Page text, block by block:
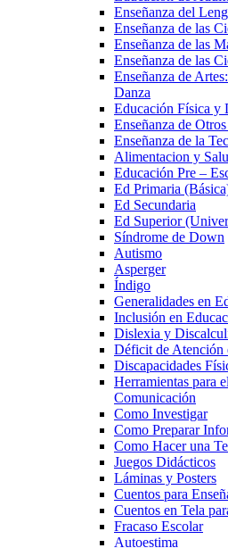
Enseñanza del
Enseñanza de las
Enseñanza de las
Enseñanza de las
Enseñanza de
Danza
Educación Física y
Enseñanza de
Enseñanza de la
Alimentacion y
Educación Pre –
Ed Primaria
Ed Secundaria
Ed Superior
Síndrome de Down
Autismo
Asperger
Índigo
Generalidades en
Inclusión en
Dislexia y
Déficit de Atención
Discapacidades
Herramientas para
Comunicación
Como Investigar
Como Preparar
Como Hacer una
Juegos Didácticos
Láminas y Posters
Cuentos para
Cuentos en Tela
Fracaso Escolar
Autoestima